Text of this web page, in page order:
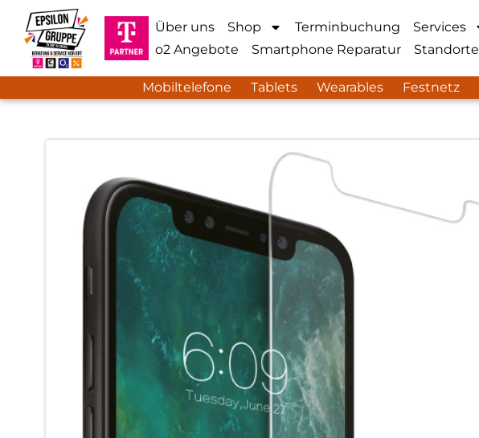
Über uns Shop Terminbuchung Services
o2 Angebote
Smartphone Reparatur Standorte
Mobiltelefone Tablets Wearables Festnetz